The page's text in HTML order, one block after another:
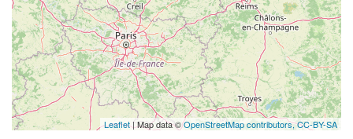
Leaflet| Map data ©OpenStreetMap contributors,CC-BY-SA